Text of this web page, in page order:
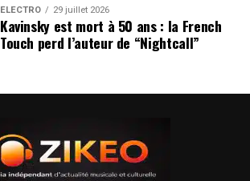
ÉLECTRO 29 juillet 2026
Kavinsky est mort à 50 ans : la French
Touch perd l’auteur de “Nightcall”